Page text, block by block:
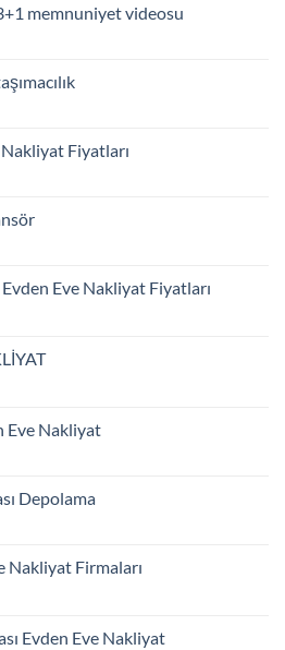
memnuniyet videosu
Fiyatları
Eve Nakliyat Fiyatları
Eve Nakliyat
Depolama
Nakliyat Firmaları
Evden Eve Nakliyat